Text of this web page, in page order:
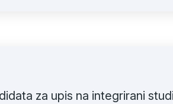
za upis na integrirani